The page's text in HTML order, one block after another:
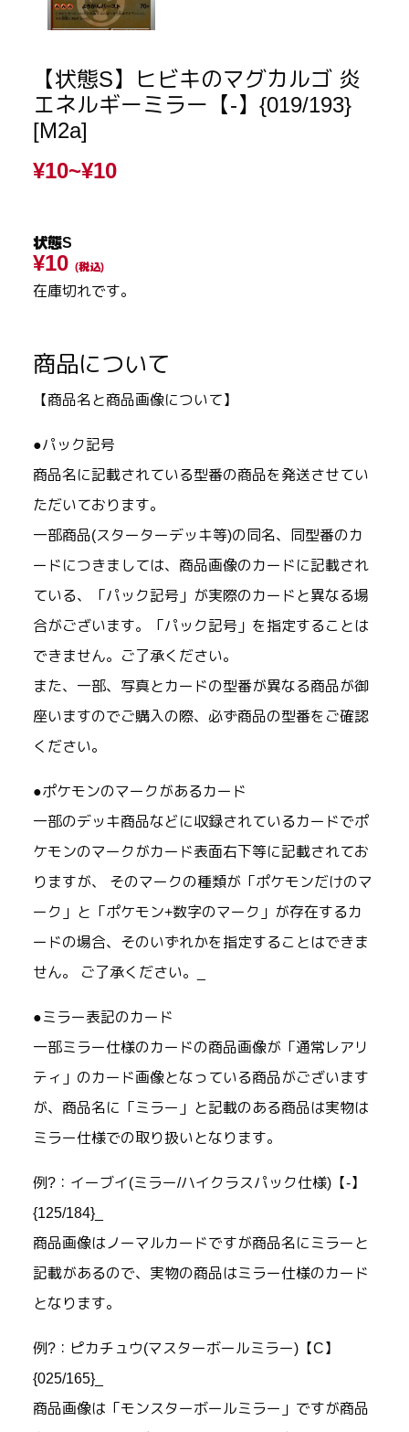
【状態S】ヒビキのマグカルゴ 炎
エネルギーミラー【-】{019/193}
[M2a]
¥10~¥10
状態S
¥10 (税込)
在庫切れです。
商品について
【商品名と商品画像について】
●パック記号
商品名に記載されている型番の商品を発送させてい
ただいております。
一部商品(スターターデッキ等)の同名、同型番のカ
ードにつきましては、商品画像のカードに記載され
ている、「パック記号」が実際のカードと異なる場
合がございます。「パック記号」を指定することは
できません。ご了承ください。
また、一部、写真とカードの型番が異なる商品が御
座いますのでご購入の際、必ず商品の型番をご確認
ください。
●ポケモンのマークがあるカード
一部のデッキ商品などに収録されているカードでポ
ケモンのマークがカード表面右下等に記載されてお
りますが、 そのマークの種類が「ポケモンだけのマ
ーク」と「ポケモン+数字のマーク」が存在するカ
ードの場合、そのいずれかを指定することはできま
せん。 ご了承ください。_
●ミラー表記のカード
一部ミラー仕様のカードの商品画像が「通常レアリ
ティ」のカード画像となっている商品がございます
が、商品名に「ミラー」と記載のある商品は実物は
ミラー仕様での取り扱いとなります。
例?：イーブイ(ミラー/ハイクラスパック仕様)【-】
{125/184}_
商品画像はノーマルカードですが商品名にミラーと
記載があるので、実物の商品はミラー仕様のカード
となります。
例?：ピカチュウ(マスターボールミラー)【C】
{025/165}_
商品画像は「モンスターボールミラー」ですが商品